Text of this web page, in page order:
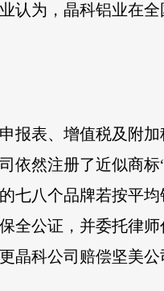
认为，晶科铝业在
报表、增值税及附
然注册了近似商标
七八个品牌若按平
全公证，并委托律
晶科公司赔偿坚美